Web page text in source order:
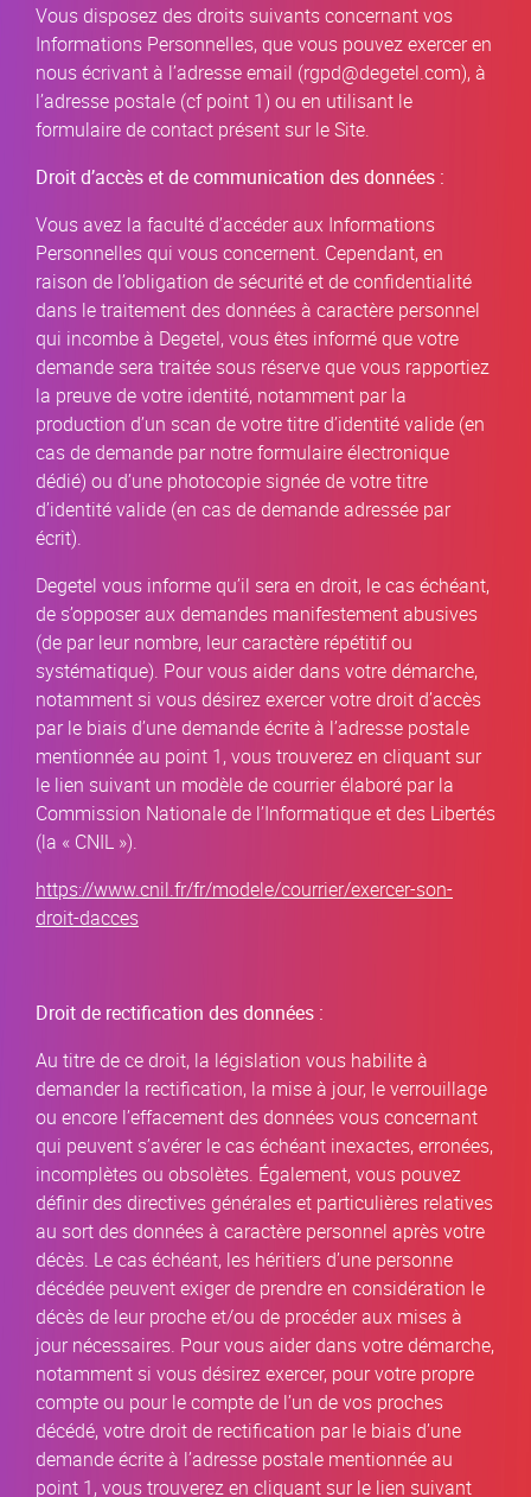
Vous disposez des droits suivants concernant vos
Informations Personnelles, que vous pouvez exercer en
nous écrivant à l’adresse email (rgpd@degetel.com), à
l’adresse postale (cf point 1) ou en utilisant le
formulaire de contact présent sur le Site.
Droit d’accès et de communication des données :
Vous avez la faculté d’accéder aux Informations
Personnelles qui vous concernent. Cependant, en
raison de l’obligation de sécurité et de confidentialité
dans le traitement des données à caractère personnel
qui incombe à Degetel, vous êtes informé que votre
demande sera traitée sous réserve que vous rapportiez
la preuve de votre identité, notamment par la
production d’un scan de votre titre d’identité valide (en
cas de demande par notre formulaire électronique
dédié) ou d’une photocopie signée de votre titre
d’identité valide (en cas de demande adressée par
écrit).
Degetel vous informe qu’il sera en droit, le cas échéant,
de s’opposer aux demandes manifestement abusives
(de par leur nombre, leur caractère répétitif ou
systématique). Pour vous aider dans votre démarche,
notamment si vous désirez exercer votre droit d’accès
par le biais d’une demande écrite à l’adresse postale
mentionnée au point 1, vous trouverez en cliquant sur
le lien suivant un modèle de courrier élaboré par la
Commission Nationale de l’Informatique et des Libertés
(la « CNIL »).
https://www.cnil.fr/fr/modele/courrier/exercer-son-
droit-dacces
Droit de rectification des données :
Au titre de ce droit, la législation vous habilite à
demander la rectification, la mise à jour, le verrouillage
ou encore l’effacement des données vous concernant
qui peuvent s’avérer le cas échéant inexactes, erronées,
incomplètes ou obsolètes. Également, vous pouvez
définir des directives générales et particulières relatives
au sort des données à caractère personnel après votre
décès. Le cas échéant, les héritiers d’une personne
décédée peuvent exiger de prendre en considération le
décès de leur proche et/ou de procéder aux mises à
jour nécessaires. Pour vous aider dans votre démarche,
notamment si vous désirez exercer, pour votre propre
compte ou pour le compte de l’un de vos proches
décédé, votre droit de rectification par le biais d’une
demande écrite à l’adresse postale mentionnée au
point 1, vous trouverez en cliquant sur le lien suivant